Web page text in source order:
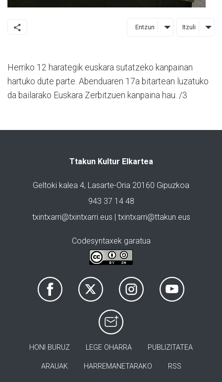
Entzun Itzuli
Herriko 12 harategik euskara sutatzeko kanpainan
hartuko dute parte. Abenduaren 17a bitartean luzatuko
da bailarako Euskara Zerbitzuen kanpaina hau. /3
Ttakun Kultur Elkartea
Geltoki kalea 4, Lasarte-Oria 20160 Gipuzkoa
943 37 14 48
txintxarri@txintxarri.eus | txintxarri@ttakun.eus
Codesyntaxek garatua
HONI BURUZ LEGE OHARRA PUBLIZITATEA
ARAUAK HARREMANETARAKO RSS